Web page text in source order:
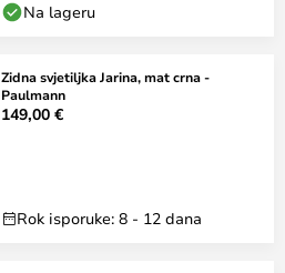
Na lageru
Zidna svjetiljka Jarina, mat crna -
Paulmann
149,00 €
Rok isporuke: 8 - 12 dana